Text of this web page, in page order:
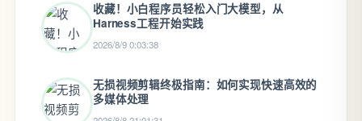
收藏！小白程序员轻松入门大模型，从
Harness工程开始实践
2026/8/9 0:03:38
无损视频剪辑终极指南：如何实现快速高效的
多媒体处理